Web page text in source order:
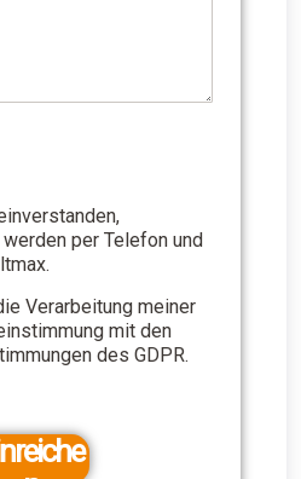
per Telefon und
Verarbeitung meiner
mit den
des GDPR.